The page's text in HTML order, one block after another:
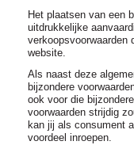
Het plaatsen van een
uitdrukkelijke
verkoopsvoorwaarden
website.
Als naast deze
bijzondere
ook voor die
voorwaarden strijdig
kan jij als consument
voordeel inroepen.